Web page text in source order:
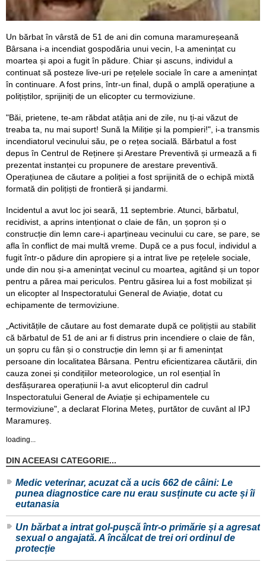
Un bărbat în vârstă de 51 de ani din comuna maramureșeană
Bârsana i-a incendiat gospodăria unui vecin, l-a amenințat cu
moartea și apoi a fugit în pădure. Chiar și ascuns, individul a
continuat să posteze live-uri pe rețelele sociale în care a amenințat
în continuare. A fost prins, într-un final, după o amplă operațiune a
polițiștilor, sprijiniți de un elicopter cu termoviziune.
"Băi, prietene, te-am răbdat atâția ani de zile, nu ți-ai văzut de
treaba ta, nu mai suport! Sună la Miliție și la pompieri!", i-a transmis
incendiatorul vecinului său, pe o rețea socială. Bărbatul a fost
depus în Centrul de Reținere și Arestare Preventivă și urmează a fi
prezentat instanței cu propunere de arestare preventivă.
Operațiunea de căutare a poliției a fost sprijinită de o echipă mixtă
formată din polițiști de frontieră și jandarmi.
Incidentul a avut loc joi seară, 11 septembrie. Atunci, bărbatul,
recidivist, a aprins intenționat o claie de fân, un șopron și o
construcție din lemn care-i aparțineau vecinului cu care, se pare, se
afla în conflict de mai multă vreme. După ce a pus focul, individul a
fugit într-o pădure din apropiere și a intrat live pe rețelele sociale,
unde din nou și-a amenințat vecinul cu moartea, agitând și un topor
pentru a părea mai periculos. Pentru găsirea lui a fost mobilizat și
un elicopter al Inspectoratului General de Aviație, dotat cu
echipamente de termoviziune.
„Activitățile de căutare au fost demarate după ce polițiștii au stabilit
că bărbatul de 51 de ani ar fi distrus prin incendiere o claie de fân,
un șopru cu fân și o construcție din lemn și ar fi amenințat
persoane din localitatea Bârsana. Pentru eficientizarea căutării, din
cauza zonei și condițiilor meteorologice, un rol esențial în
desfășurarea operațiunii l-a avut elicopterul din cadrul
Inspectoratului General de Aviație și echipamentele cu
termoviziune", a declarat Florina Meteș, purtător de cuvânt al IPJ
Maramureș.
loading...
DIN ACEEASI CATEGORIE...
Medic veterinar, acuzat că a ucis 662 de câini: Le
punea diagnostice care nu erau susținute cu acte și îi
eutanasia
Un bărbat a intrat gol-pușcă într-o primărie și a agresat
sexual o angajată. A încălcat de trei ori ordinul de
protecție